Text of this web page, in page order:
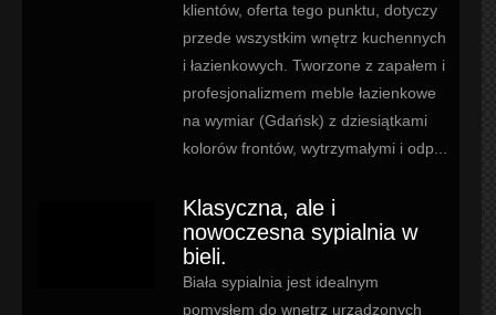
klientów, oferta tego punktu, dotyczy
przede wszystkim wnętrz kuchennych
i łazienkowych. Tworzone z zapałem i
profesjonalizmem meble łazienkowe
na wymiar (Gdańsk) z dziesiątkami
kolorów frontów, wytrzymałymi i odp...
Klasyczna, ale i
nowoczesna sypialnia w
bieli.
Biała sypialnia jest idealnym
pomysłem do wnętrz urządzonych